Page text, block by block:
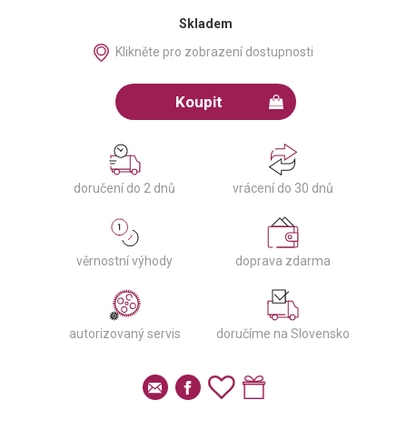
Skladem
Klikněte pro zobrazení dostupnosti
Koupit
doručení do 2 dnů vrácení do 30 dnů
věrnostní výhody doprava zdarma
autorizovaný servis doručíme na Slovensko